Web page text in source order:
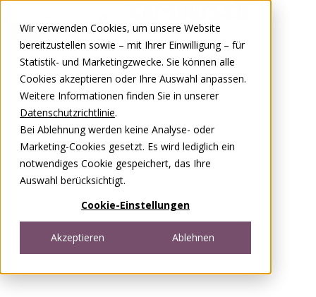
Wir verwenden Cookies, um unsere Website
bereitzustellen sowie – mit Ihrer Einwilligung – für
Statistik- und Marketingzwecke. Sie können alle
Cookies akzeptieren oder Ihre Auswahl anpassen.
Weitere Informationen finden Sie in unserer
Datenschutzrichtlinie.
Bei Ablehnung werden keine Analyse- oder
Marketing-Cookies gesetzt. Es wird lediglich ein
notwendiges Cookie gespeichert, das Ihre
Auswahl berücksichtigt.
Cookie-Einstellungen
Akzeptieren Ablehnen
0848 00 77 88